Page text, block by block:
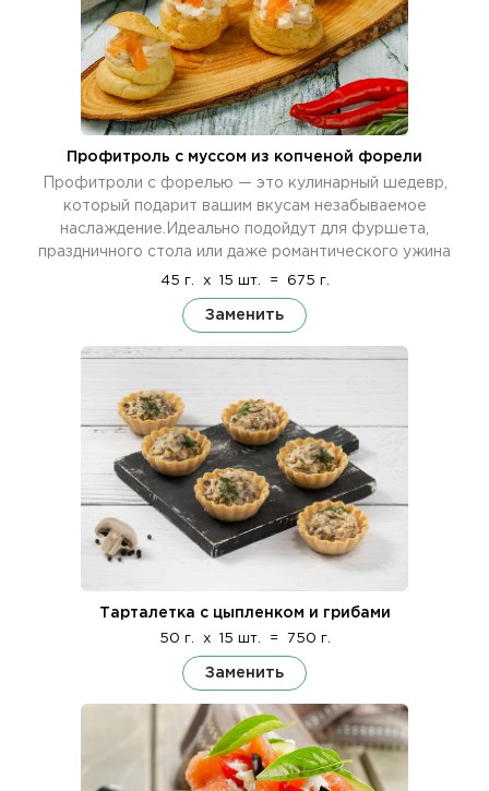
Профитроль c муссом из копченой форели
Профитроли с форелью — это кулинарный шедевр,
который подарит вашим вкусам незабываемое
наслаждение.Идеально подойдут для фуршета,
праздничного стола или даже романтического ужина
45 г. x 15 шт. = 675 г.
Заменить
Тарталетка с цыпленком и грибами
50 г. x 15 шт. = 750 г.
Заменить